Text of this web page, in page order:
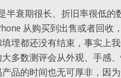
半衰期很长、折旧率很低的
从购买到出售或者回收
埋都还没有结束，事实上
多数测评会从外观、手感
品的时间也无可厚非，因